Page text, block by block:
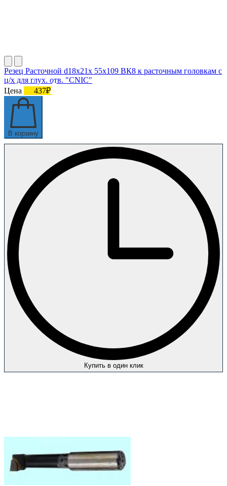
Резец Расточной d18х21х 55х109 ВК8 к расточным головкам с
ц/х для глух. отв. "CNIC"
Цена
437₽
В корзину
Купить в один клик